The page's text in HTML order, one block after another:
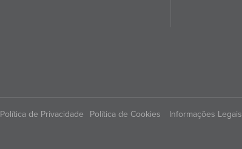
Política de Privacidade Política de Cookies Informações Legais